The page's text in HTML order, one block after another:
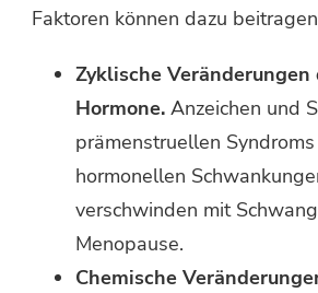
Faktoren können dazu
Zyklische Veränderungen
Hormone. Anzeichen und
prämenstruellen
hormonellen
verschwinden mit
Menopause.
Chemische